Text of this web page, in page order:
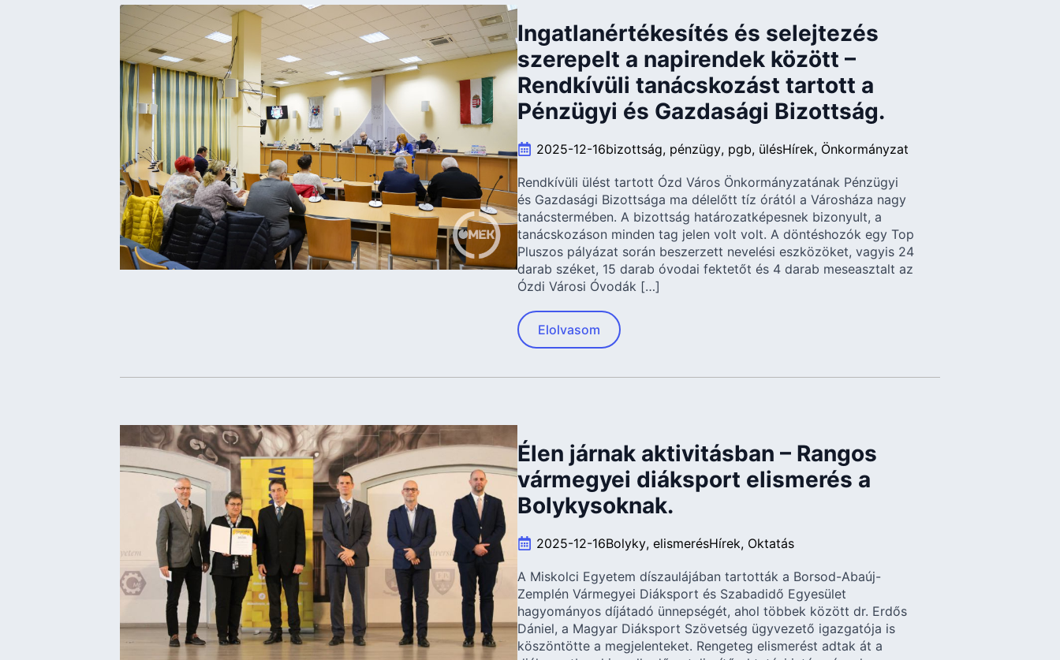
Ingatlanértékesítés és selejtezés
szerepelt a napirendek között –
Rendkívüli tanácskozást tartott a
Pénzügyi és Gazdasági Bizottság.
2025-12-16bizottság pénzügy pgb ülésHírek Önkormányzat
Rendkívüli ülést tartott Ózd Város Önkormányzatának Pénzügyi
és Gazdasági Bizottsága ma délelőtt tíz órától a Városháza nagy
tanácstermében. A bizottság határozatképesnek bizonyult, a
tanácskozáson minden tag jelen volt volt. A döntéshozók egy Top
Pluszos pályázat során beszerzett nevelési eszközöket, vagyis 24
darab széket, 15 darab óvodai fektetőt és 4 darab meseasztalt az
Ózdi Városi Óvodák […]
Elolvasom
Élen járnak aktivitásban – Rangos
vármegyei diáksport elismerés a
Bolykysoknak.
2025-12-16Bolyky elismerésHírek Oktatás
A Miskolci Egyetem díszaulájában tartották a Borsod-Abaúj-
Zemplén Vármegyei Diáksport és Szabadidő Egyesület
hagyományos díjátadó ünnepségét, ahol többek között dr. Erdős
Dániel, a Magyar Diáksport Szövetség ügyvezető igazgatója is
köszöntötte a megjelenteket. Rengeteg elismerést adtak át a